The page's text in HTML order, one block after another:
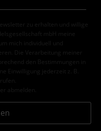
zu erhalten und willige
mbH meine
mich individuell und
Die Verarbeitung meiner
den Bestimmungen in
Einwilligung jederzeit z. B.
abmelden.